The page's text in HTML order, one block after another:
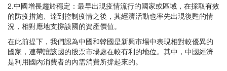
2.中國增長趨於穩定：最早出現疫情流行的國家或區域，在採取有效
的防疫措施、達到控制疫情之後，其經濟活動也率先出現復甦的情
況，相對應地支撐該國的資產價值。
在此前提下，我們認為中國和韓國是新興市場中表現相對較優異的
國家，連帶讓該國的股票市場處在較有利的地位。其中，中國經濟
是利用國內消費者的內需消費所撐起來的。